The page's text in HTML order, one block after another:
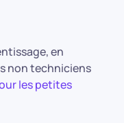
en
non techniciens
les petites